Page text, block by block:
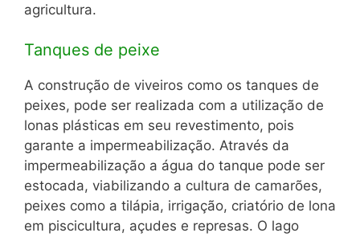
agricultura.
Tanques de peixe
A construção de viveiros como os tanques de
peixes, pode ser realizada com a utilização de
lonas plásticas em seu revestimento, pois
garante a impermeabilização. Através da
impermeabilização a água do tanque pode ser
estocada, viabilizando a cultura de camarões,
peixes como a tilápia, irrigação, criatório de lona
em piscicultura, açudes e represas. O lago